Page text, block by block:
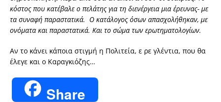
κόστος που κατέβαλε ο πελάτης για τη διενέργεια μια έρευνας- με
τα συναφή παραστατικά. Ο κατάλογος όσων απασχολήθηκαν, με
ονόματα και παραστατικά. Και το σώμα των ερωτηματολογίων.
Αν το κάνει κάποια στιγμή η Πολιτεία, ε ρε γλέντια, που θα
έλεγε και ο Καραγκιόζης…
Share